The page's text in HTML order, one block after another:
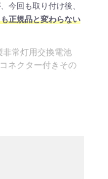
今回も取り付け後、
正規品と変わらない
非常灯用交換電池
ネクター付きその